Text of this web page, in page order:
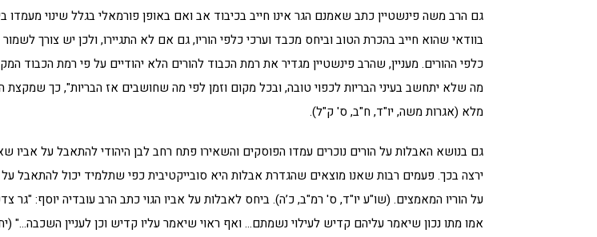
גם הרב משה פינשטיין כתב שאמנם הגר אינו חייב בכיבוד אב ואם באופן פורמאלי בגלל שינוי
בוודאי שהוא חייב בהכרת הטוב וביחס מכבד וערכי כלפי הוריו, גם אם לא התגיירו, ולכן יש צורך
כלפי ההורים. מעניין, שהרב פינשטיין מגדיר את רמת הכבוד להורים הלא יהודיים על פי רמת הכבוד
מה שלא יתחשב בעיני הבריות לכפוי טובה, ובכל מקום וזמן לפי מה שחושבים אז הבריות", כך שמקצת
מלא (אגרות משה, יו"ד, ח"ב, ס' ק"ל).
גם בנושא האבלות על הורים נוכרים עמדו הפוסקים והשאירו פתח רחב לבן היהודי להתאבל על אביו
ירצה בכך. פעמים רבות שאנו מוצאים שהגדרת אבלות היא סובייקטיבית כפי שתלמיד יכול להתאבל על
על הוריו המאמצים. (שו"ע יו"ד, ס' רמ"ב, כ’ה). ביחס לאבלות על אביו הגוי כתב הרב עובדיה יוסף: "גר
אמו מתו נכון שיאמר עליהם קדיש לעילוי נשמתם… ואף ראוי שיאמר עליו קדיש וכן לעניין השכבה…"